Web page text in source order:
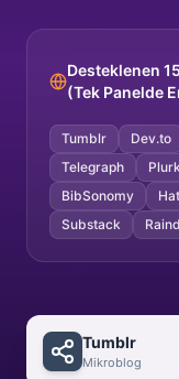
Tumblr
Mikroblog
Desteklenen
(Tek Panelde
Tumblr Dev.to
Telegraph
BibSonomy
Substack